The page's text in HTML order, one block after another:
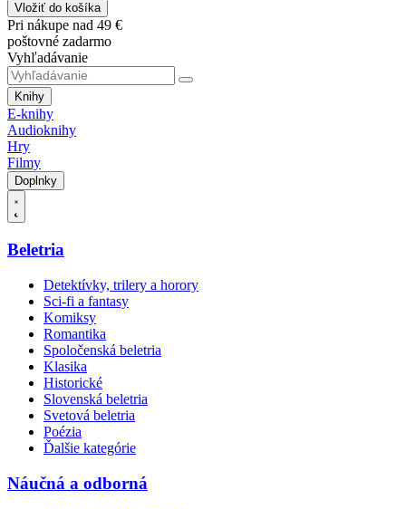
Vložiť do košíka
Pri nákupe nad 49 €
poštovné zadarmo
Vyhľadávanie
Knihy
E-knihy
Audioknihy
Hry
Filmy
Doplnky
Beletria
Detektívky, trilery a horory
Sci-fi a fantasy
Komiksy
Romantika
Spoločenská beletria
Klasika
Historické
Slovenská beletria
Svetová beletria
Poézia
Ďalšie kategórie
Náučná a odborná